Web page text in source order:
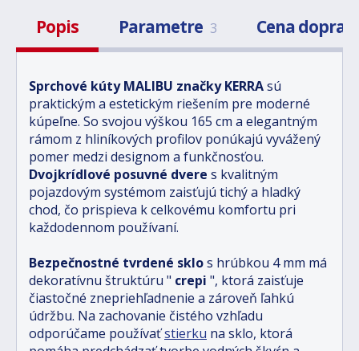
Popis Parametre 3 Cena
Sprchové kúty MALIBU značky KERRAsú
praktickým a estetickým riešením pre moderné
kúpeľne. So svojou výškou 165 cm a elegantným
rámom z hliníkových profilov ponúkajú vyvážený
pomer medzi designom a funkčnosťou.
Dvojkrídlové posuvné dvere s kvalitným
pojazdovým systémom zaisťujú tichý a hladký
chod, čo prispieva k celkovému komfortu pri
každodennom používaní.
Bezpečnostné tvrdené sklos hrúbkou 4 mm má
dekoratívnu štruktúru " crepi ", ktorá zaisťuje
čiastočné znepriehľadnenie a zároveň ľahkú
údržbu. Na zachovanie čistého vzhľadu
odporúčame používaťstierku na sklo, ktorá